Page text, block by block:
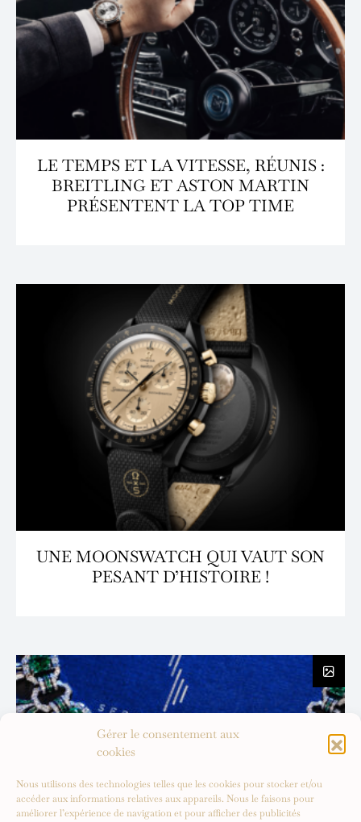
Gérer le consentement aux
cookies
Nous utilisons des technologies telles que les cookies pour stocker et/ou
accéder aux informations relatives aux appareils. Nous le faisons pour
améliorer l’expérience de navigation et pour afficher des publicités
LE TEMPS ET LA VITESSE, RÉUNIS :
BREITLING ET ASTON MARTIN
PRÉSENTENT LA TOP TIME
UNE MOONSWATCH QUI VAUT SON
PESANT D’HISTOIRE !